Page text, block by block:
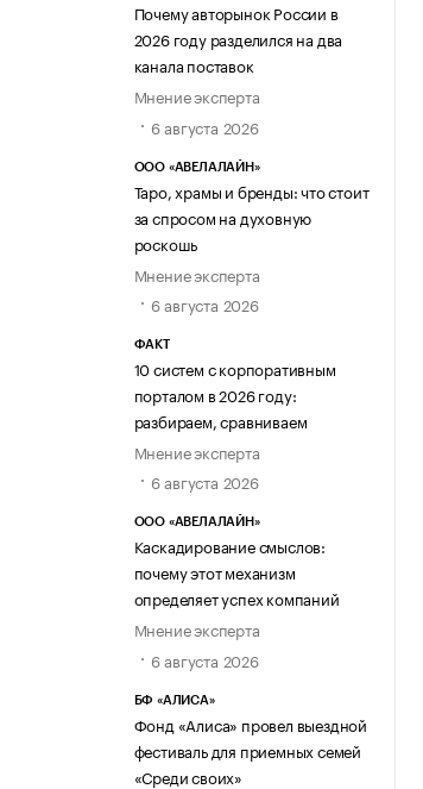
Почему авторынок России в
2026 году разделился на два
канала поставок
Мнение эксперта
6 августа 2026
ООО «АВЕЛАЛАЙН»
Таро, храмы и бренды: что стоит
за спросом на духовную
роскошь
Мнение эксперта
6 августа 2026
ФАКТ
10 систем с корпоративным
порталом в 2026 году:
разбираем, сравниваем
Мнение эксперта
6 августа 2026
ООО «АВЕЛАЛАЙН»
Каскадирование смыслов:
почему этот механизм
определяет успех компаний
Мнение эксперта
6 августа 2026
БФ «АЛИСА»
Фонд «Алиса» провел выездной
фестиваль для приемных семей
«Среди своих»